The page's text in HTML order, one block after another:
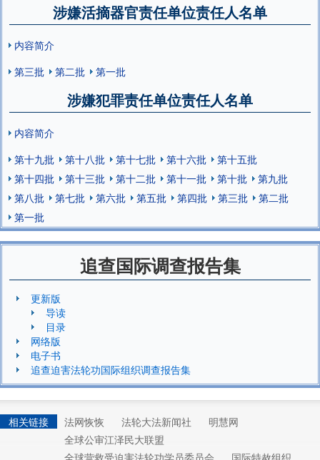
涉嫌活摘器官责任单位责任人名单
内容简介
第三批
第二批 第一批
涉嫌犯罪责任单位责任人名单
内容简介
第十九批
第十八批 第十七批 第十六批
第十五批
第十四批
第十三批 第十二批 第十一批 第十批
第九批
第八批
第七批 第六批 第五批 第四批 第三批
第二批
第一批
追查国际调查报告集
更新版
导读
目录
网络版
电子书
追查迫害法轮功国际组织调查报告集
相关链接 法网恢恢 法轮大法新闻社
明慧网
全球公审江泽民大联盟
全球营救受迫害法轮功学员委员会
国际特赦组织